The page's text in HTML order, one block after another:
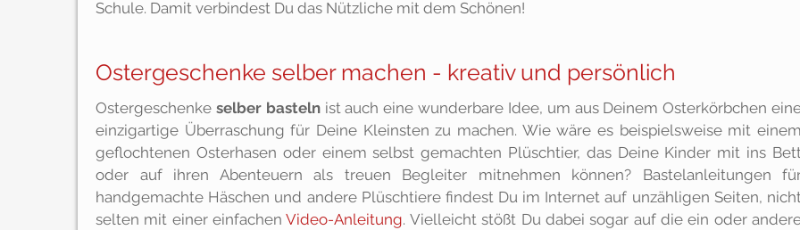
Schule. Damit verbindest Du das Nützliche mit dem Schönen!
Ostergeschenke selber machen - kreativ und persönlich
Ostergeschenke selber bastelnist auch eine wunderbare Idee, um aus Deinem Osterkörbchen
einzigartige Überraschung für Deine Kleinsten zu machen. Wie wäre es beispielsweise mit einem
geflochtenen Osterhasen oder einem selbst gemachten Plüschtier, das Deine Kinder mit ins
oder auf ihren Abenteuern als treuen Begleiter mitnehmen können? Bastelanleitungen
handgemachte Häschen und andere Plüschtiere findest Du im Internet auf unzähligen Seiten,
selten mit einer einfachenVideo-Anleitung. Vielleicht stößt Du dabei sogar auf die ein oder